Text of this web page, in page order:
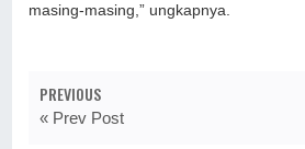
masing-masing,” ungkapnya.
PREVIOUS
« Prev Post